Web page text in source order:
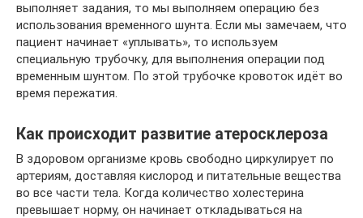
выполняет задания, то мы выполняем операцию без
использования временного шунта. Если мы замечаем, что
пациент начинает «уплывать», то используем
специальную трубочку, для выполнения операции под
временным шунтом. По этой трубочке кровоток идёт во
время пережатия.
Как происходит развитие атеросклероза
В здоровом организме кровь свободно циркулирует по
артериям, доставляя кислород и питательные вещества
во все части тела. Когда количество холестерина
превышает норму, он начинает откладываться на